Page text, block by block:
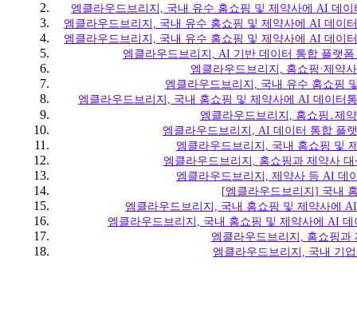
엠클라우드브리지, 국내 유수 홈쇼핑 및 제약사에 AI 데
엠클라우드브리지, 국내 유수 홈쇼핑 및 제약사에 AI 데이
엠클라우드브리지, 국내 유수 홈쇼핑 및 제약사에 AI 데이
엠클라우드브리지, AI 기반 데이터 통합 플랫
엠클라우드브리지, 홈쇼핑·제약
엠클라우드브리지, 국내 유수 홈쇼핑
엠클라우드브리지, 국내 홈쇼핑 및 제약사에 AI 데이터
엠클라우드브리지, 홈쇼핑․제
엠클라우드브리지, AI 데이터 통합 플
엠클라우드브리지, 국내 홈쇼핑 및
엠클라우드브리지, 홈쇼핑과 제약사
엠클라우드브리지, 제약사 등 AI 데
[엠클라우드브리지] 국내
엠클라우드브리지, 국내 홈쇼핑 및 제약사에
엠클라우드브리지, 국내 홈쇼핑 및 제약사에 AI
엠클라우드브리지, 홈쇼핑과
엠클라우드브리지, 국내 기